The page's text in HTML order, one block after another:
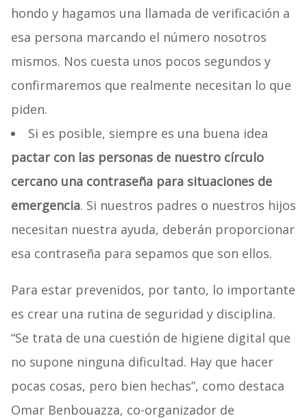
hondo y hagamos una llamada de verificación a
esa persona marcando el número nosotros
mismos. Nos cuesta unos pocos segundos y
confirmaremos que realmente necesitan lo que
piden.
Si es posible, siempre es una buena idea
pactar con las personas de nuestro círculo
cercano una contraseña para situaciones de
emergencia. Si nuestros padres o nuestros hijos
necesitan nuestra ayuda, deberán proporcionar
esa contraseña para sepamos que son ellos.
Para estar prevenidos, por tanto, lo importante
es crear una rutina de seguridad y disciplina.
“Se trata de una cuestión de higiene digital que
no supone ninguna dificultad. Hay que hacer
pocas cosas, pero bien hechas”, como destaca
Omar Benbouazza, co-organizador de